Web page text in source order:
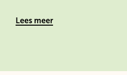
Lees meer